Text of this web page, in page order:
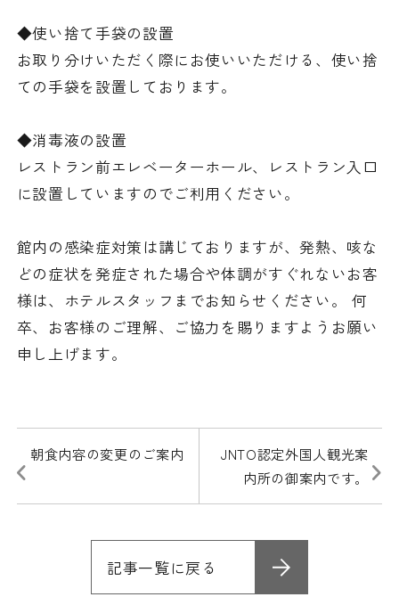
◆使い捨て手袋の設置
お取り分けいただく際にお使いいただける、使い捨
ての手袋を設置しております。
◆消毒液の設置
レストラン前エレベーターホール、レストラン入口
に設置していますのでご利用ください。
館内の感染症対策は講じておりますが、発熱、咳な
どの症状を発症された場合や体調がすぐれないお客
様は、ホテルスタッフまでお知らせください。 何
卒、お客様のご理解、ご協力を賜りますようお願い
申し上げます。
朝食内容の変更のご案内
JNTO認定外国人観光案
内所の御案内です。
記事一覧に戻る